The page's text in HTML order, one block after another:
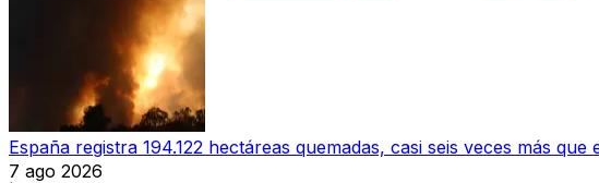
España registra 194.122 hectáreas quemadas, casi seis veces más que
7 ago 2026